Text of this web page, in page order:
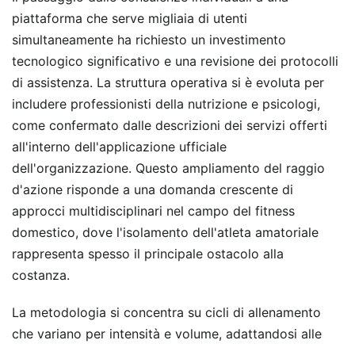
piattaforma che serve migliaia di utenti
simultaneamente ha richiesto un investimento
tecnologico significativo e una revisione dei protocolli
di assistenza. La struttura operativa si è evoluta per
includere professionisti della nutrizione e psicologi,
come confermato dalle descrizioni dei servizi offerti
all'interno dell'applicazione ufficiale
dell'organizzazione. Questo ampliamento del raggio
d'azione risponde a una domanda crescente di
approcci multidisciplinari nel campo del fitness
domestico, dove l'isolamento dell'atleta amatoriale
rappresenta spesso il principale ostacolo alla
costanza.
La metodologia si concentra su cicli di allenamento
che variano per intensità e volume, adattandosi alle